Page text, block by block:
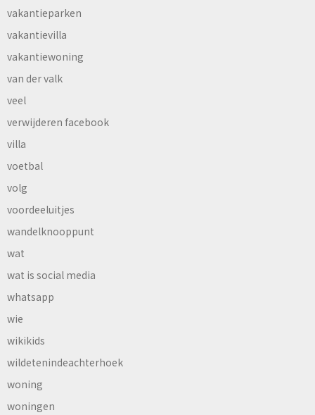
vakantieparken
vakantievilla
vakantiewoning
van der valk
veel
verwijderen facebook
villa
voetbal
volg
voordeeluitjes
wandelknooppunt
wat
wat is social media
whatsapp
wie
wikikids
wildetenindeachterhoek
woning
woningen